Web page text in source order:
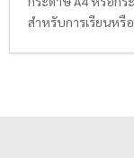
สำหรับการเรียนหรื
โรงเรียน มหาวิทย
หน่วยงานราชการ